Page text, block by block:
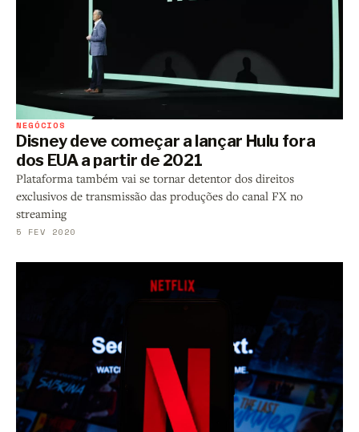
NEGÓCIOS
Disney deve começar a lançar Hulu fora
dos EUA a partir de 2021
Plataforma também vai se tornar detentor dos direitos
exclusivos de transmissão das produções do canal FX no
streaming
5 FEV 2020